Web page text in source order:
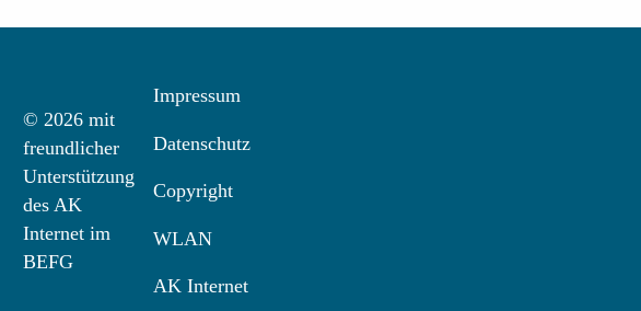
© 2026 mit
freundlicher
Unterstützung
des AK
Internet im
BEFG
Impressum
Datenschutz
Copyright
WLAN
AK Internet